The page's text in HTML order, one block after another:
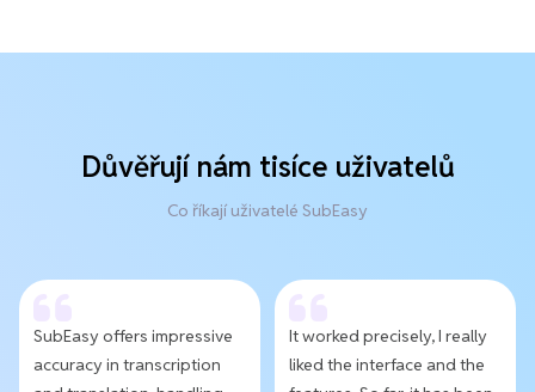
Důvěřují nám tisíce uživatelů
Co říkají uživatelé SubEasy
SubEasy offers impressive
accuracy in transcription
It worked precisely, I really
liked the interface and the